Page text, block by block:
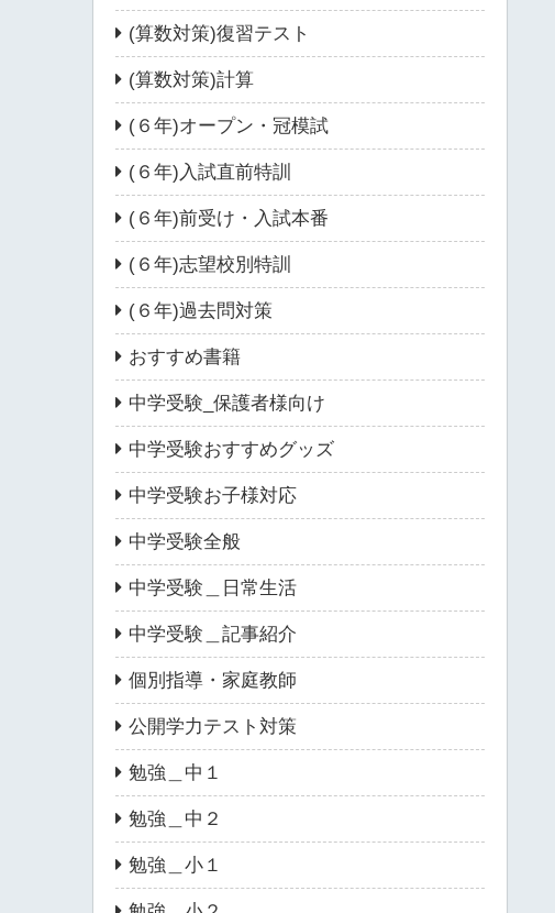
(算数対策)復習テスト
(算数対策)計算
(６年)オープン・冠模試
(６年)入試直前特訓
(６年)前受け・入試本番
(６年)志望校別特訓
(６年)過去問対策
おすすめ書籍
中学受験_保護者様向け
中学受験おすすめグッズ
中学受験お子様対応
中学受験全般
中学受験＿日常生活
中学受験＿記事紹介
個別指導・家庭教師
公開学力テスト対策
勉強＿中１
勉強＿中２
勉強＿小１